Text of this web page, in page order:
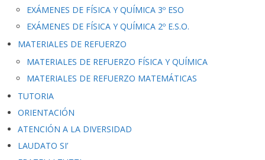
EXÁMENES DE FÍSICA Y QUÍMICA 3º ESO
EXÁMENES DE FÍSICA Y QUÍMICA 2º E.S.O.
MATERIALES DE REFUERZO
MATERIALES DE REFUERZO FÍSICA Y QUÍMICA
MATERIALES DE REFUERZO MATEMÁTICAS
TUTORIA
ORIENTACIÓN
ATENCIÓN A LA DIVERSIDAD
LAUDATO SI’